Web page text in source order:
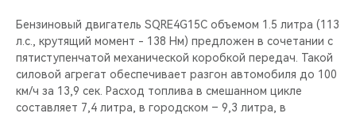
Бензиновый двигатель SQRE4G15C объемом 1.5 литра (113
л.c., крутящий момент - 138 Нм) предложен в сочетании с
пятиступенчатой механической коробкой передач. Такой
силовой агрегат обеспечивает разгон автомобиля до 100
км/ч за 13,9 сек. Расход топлива в смешанном цикле
составляет 7,4 литра, в городском – 9,3 литра, в